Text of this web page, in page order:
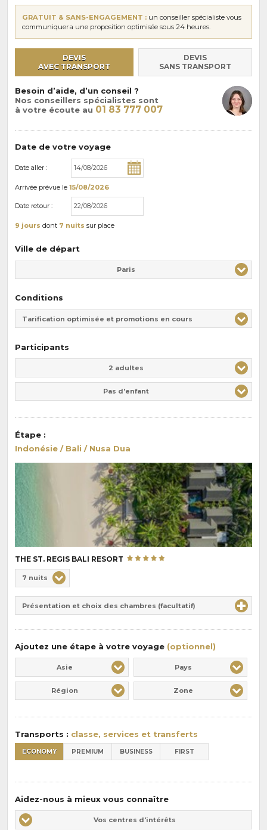
GRATUIT & SANS-ENGAGEMENT : un conseiller spécialiste vous
communiquera une proposition optimisée sous 24 heures.
DEVIS
AVEC TRANSPORT
DEVIS
SANS TRANSPORT
Besoin d’aide, d’un conseil ?
Nos conseillers spécialistes sont
à votre écoute au 01 83 777 007
Date de votre voyage
Date aller :
Arrivée prévue le 15/08/2026
Date retour :
9 jours dont 7 nuits sur place
Ville de départ
Paris
Conditions
Tarification optimisée et promotions en cours
Participants
2 adultes
Pas d'enfant
Étape :
Indonésie / Bali / Nusa Dua
THE ST. REGIS BALI RESORT
de
pension
:
Durée
7 nuits
Présentation et choix des chambres (facultatif)
Ajoutez une étape à votre voyage (optionnel)
Asie Pays
Région Zone
Transports : classe, services et transferts
ECONOMY PREMIUM BUSINESS FIRST
Aidez-nous à mieux vous connaître
Vos
Vos centres d'intérêts